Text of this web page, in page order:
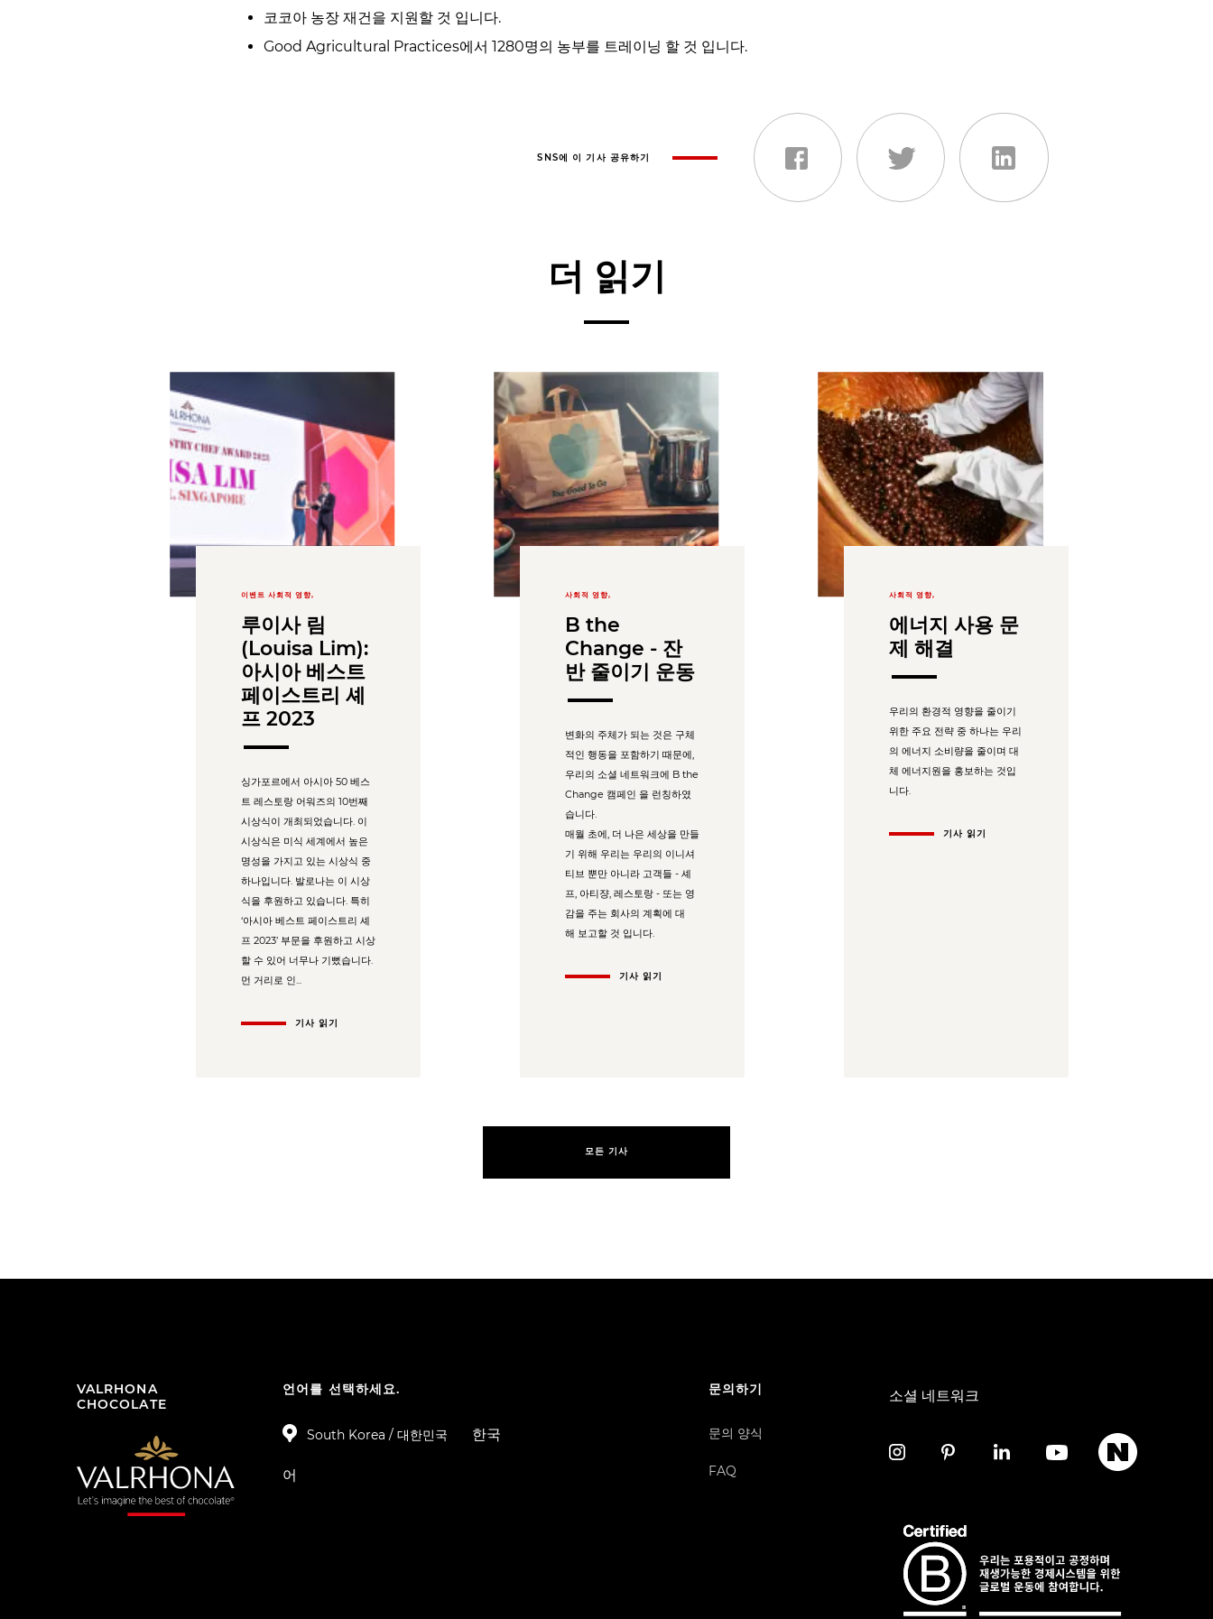
코코아 농장 재건을 지원할 것 입니다.
Good Agricultural Practices에서 1280명의 농부를 트레이닝 할 것 입니다.
SNS에 이 기사 공유하기
더 읽기
이벤트 사회적 영향,
루이사 림
(Louisa Lim):
아시아 베스트
페이스트리 셰
프 2023
싱가포르에서 아시아 50 베스
트 레스토랑 어워즈의 10번째
시상식이 개최되었습니다. 이
시상식은 미식 세계에서 높은
명성을 가지고 있는 시상식 중
하나입니다. 발로나는 이 시상
식을 후원하고 있습니다. 특히
‘아시아 베스트 페이스트리 셰
프 2023’ 부문을 후원하고 시상
할 수 있어 너무나 기뻤습니다.
먼 거리로 인...
기사 읽기
사회적 영향,
B the
Change - 잔
반 줄이기 운동
변화의 주체가 되는 것은 구체
적인 행동을 포함하기 때문에,
우리의 소셜 네트워크에 B the
Change 캠페인 을 런칭하였
습니다.
매월 초에, 더 나은 세상을 만들
기 위해 우리는 우리의 이니셔
티브 뿐만 아니라 고객들 - 셰
프, 아티쟝, 레스토랑 - 또는 영
감을 주는 회사의 계획에 대
해 보고할 것 입니다.
기사 읽기
사회적 영향,
에너지 사용 문
제 해결
우리의 환경적 영향을 줄이기
위한 주요 전략 중 하나는 우리
의 에너지 소비량을 줄이며 대
체 에너지원을 홍보하는 것입
니다.
기사 읽기
모든 기사
VALRHONA
CHOCOLATE
언어를 선택하세요.
South Korea / 대한민국 한국
어
문의하기
문의 양식
FAQ
소셜 네트워크